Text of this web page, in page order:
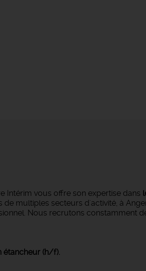
Intérim vous offre son expertise dans
multiples secteurs d'activité, à
Nous recrutons constamment
étancheur (h/f).